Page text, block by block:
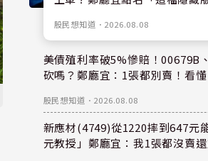
股民想知道 ． 2026.08.08
美債殖利率破5%慘賠！00679B
砍嗎？鄭廳宜：1張都別賣！看
股民想知道 ． 2026.08.08
新應材(4749)從1220摔到647元
元教授」鄭廳宜：我1張都沒賣